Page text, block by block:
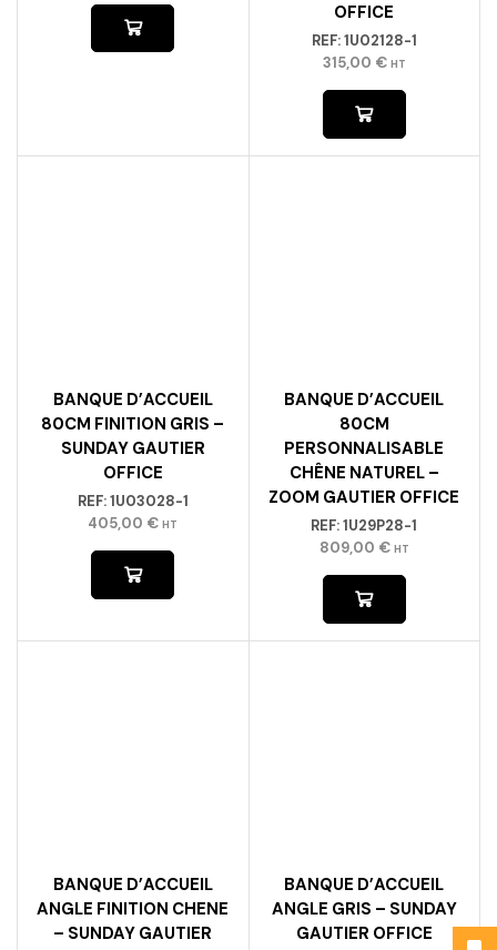
OFFICE
REF:1U02128-1
315,00 € HT
BANQUE D’ACCUEIL
80CM FINITION GRIS –
SUNDAY GAUTIER
OFFICE
REF:1U03028-1
405,00 € HT
BANQUE D’ACCUEIL
80CM
PERSONNALISABLE
CHÊNE NATUREL –
ZOOM GAUTIER OFFICE
REF:1U29P28-1
809,00 € HT
BANQUE D’ACCUEIL
ANGLE FINITION CHENE
– SUNDAY GAUTIER
BANQUE D’ACCUEIL
ANGLE GRIS – SUNDAY
GAUTIER OFFICE